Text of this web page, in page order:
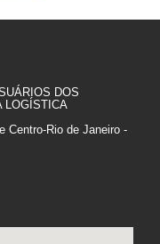
DOS
LOGÍSTICA
Centro-Rio de Janeiro -